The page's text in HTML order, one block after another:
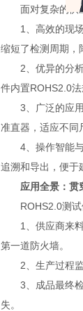
面对复杂的供应
1、高效的现场
缩短了检测周期，
2、优异的分析
件内置ROHS2.0
3、广泛的应用
准直器，适应不同
4、操作智能与
追溯和导出，便于
应用全景：贯
ROHS2.0测试仪
1、供应商来料
第一道防火墙。
2、生产过程监
3、成品最终检
失。